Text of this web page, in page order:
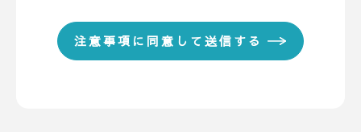
携帯メールのドメイン指定受信や、指定拒否をして
いる場合、当サイトからの予約完了通知などを受信